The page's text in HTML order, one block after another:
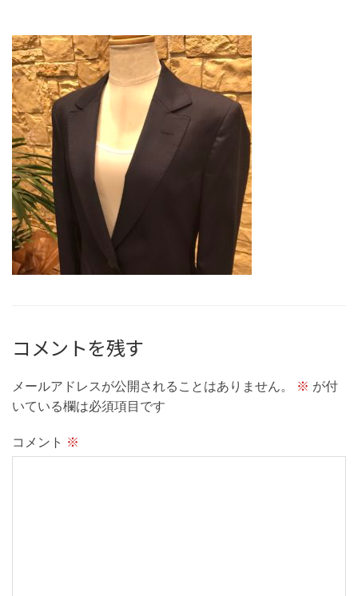
Google+ Email
コメントを残す
メールアドレスが公開されることはありません。 ※ が付
いている欄は必須項目です
コメント ※